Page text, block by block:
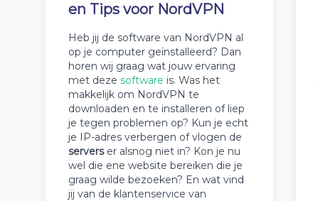
en Tips voor NordVPN
Heb jij de software van NordVPN al
op je computer geïnstalleerd? Dan
horen wij graag wat jouw ervaring
met deze software is. Was het
makkelijk om NordVPN te
downloaden en te installeren of liep
je tegen problemen op? Kun je echt
je IP-adres verbergen of vlogen de
serverser alsnog niet in? Kon je nu
wel die ene website bereiken die je
graag wilde bezoeken? En wat vind
jij van de klantenservice van